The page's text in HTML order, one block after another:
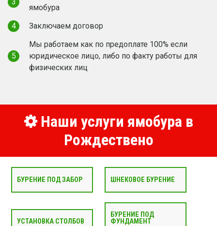
ямобура
4
Заключаем договор
5
Мы работаем как по предоплате 100% если
юридическое лицо, либо по факту работы для
физических лиц
Наши услуги ямобура в
Рождествено
БУРЕНИЕ ПОД ЗАБОР ШНЕКОВОЕ БУРЕНИЕ
УСТАНОВКА СТОЛБОВ
БУРЕНИЕ ПОД
ФУНДАМЕНТ